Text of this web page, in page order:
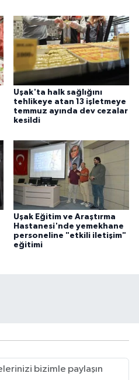
Uşak'ta halk sağlığını
tehlikeye atan 13 işletmeye
temmuz ayında dev cezalar
kesildi
Uşak Eğitim ve Araştırma
Hastanesi'nde yemekhane
personeline "etkili iletişim"
eğitimi